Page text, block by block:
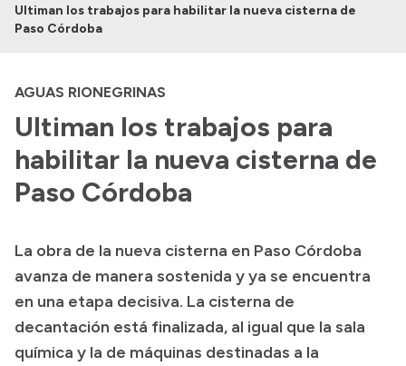
Institucional
Referentes de prensa
Archivo de noticias
Transparencia
Boletín Oficial
Compras y licitaciones
Consulta de expedientes
Consulta de pago a proveedores
Ultiman los trabajos para habilitar la nueva cisterna de
Paso Córdoba
AGUAS RIONEGRINAS
Ultiman los trabajos para
habilitar la nueva cisterna de
Paso Córdoba
La obra de la nueva cisterna en Paso Córdoba
avanza de manera sostenida y ya se encuentra
en una etapa decisiva. La cisterna de
decantación está finalizada, al igual que la sala
química y la de máquinas destinadas a la